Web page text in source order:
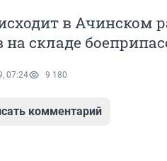
в Ачинском
складе
07:24 9 180
комментарий